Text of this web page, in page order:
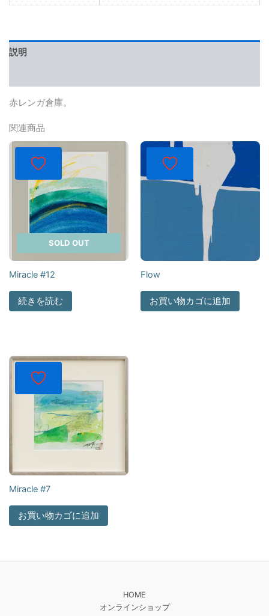
説明
赤レンガ倉庫。
関連商品
SOLD OUT
Miracle #12
続きを読む
Flow
お買い物カゴに追加
Miracle #7
お買い物カゴに追加
HOME
オンラインショップ